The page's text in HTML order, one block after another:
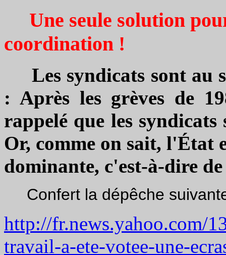
Une seule solution
coordination !
Les syndicats sont au
: Après les grèves de
rappelé que les
Or, comme on sait, l'État
dominante, c'est-à-dire
Confert la dépêche
http://fr.news.yahoo.com/
travail-a-ete-votee-une-